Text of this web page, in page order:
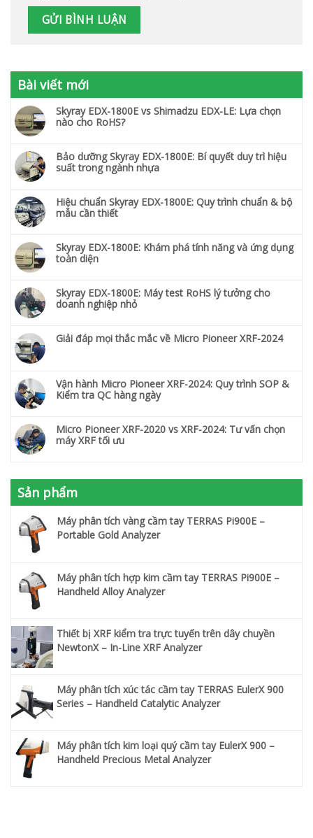
Bài viết mới
Skyray EDX-1800E vs Shimadzu EDX-LE: Lựa chọn
nào cho RoHS?
Bảo dưỡng Skyray EDX-1800E: Bí quyết duy trì hiệu
suất trong ngành nhựa
Hiệu chuẩn Skyray EDX-1800E: Quy trình chuẩn & bộ
mẫu cần thiết
Skyray EDX-1800E: Khám phá tính năng và ứng dụng
toàn diện
Skyray EDX-1800E: Máy test RoHS lý tưởng cho
doanh nghiệp nhỏ
Giải đáp mọi thắc mắc về Micro Pioneer XRF-2024
Vận hành Micro Pioneer XRF-2024: Quy trình SOP &
Kiểm tra QC hàng ngày
Micro Pioneer XRF-2020 vs XRF-2024: Tư vấn chọn
máy XRF tối ưu
Sản phẩm
Máy phân tích vàng cầm tay TERRAS Pi900E –
Portable Gold Analyzer
Máy phân tích hợp kim cầm tay TERRAS Pi900E –
Handheld Alloy Analyzer
Thiết bị XRF kiểm tra trực tuyến trên dây chuyền
NewtonX – In-Line XRF Analyzer
Máy phân tích xúc tác cầm tay TERRAS EulerX 900
Series – Handheld Catalytic Analyzer
Máy phân tích kim loại quý cầm tay EulerX 900 –
Handheld Precious Metal Analyzer